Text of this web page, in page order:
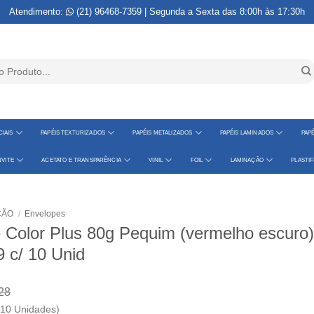
Atendimento: (21) 96468-7359 | Segunda a Sexta das 8:00h às 17:30h
PAPÉIS TEXTURIZADOS PAPÉIS METALIZADOS PAPÉIS LAMINADOS
ACETATO E TRANSPARÊNCIA VINIL FOIL LAMINAÇÃO
/ Envelopes
Color Plus 80g Pequim (vermelho escuro)
c/ 10 Unid
Unidades)